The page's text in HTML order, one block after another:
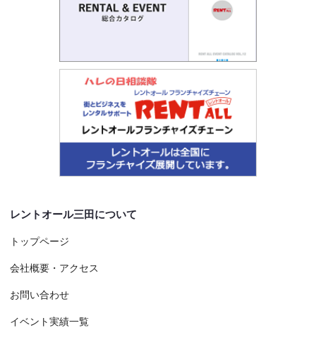
レントオール三田について
トップページ
会社概要・アクセス
お問い合わせ
イベント実績一覧